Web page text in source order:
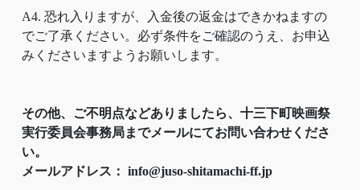
A4. 恐れ入りますが、入金後の返金はできかねますの
でご了承ください。必ず条件をご確認のうえ、お申込
みくださいますようお願いします。
その他、ご不明点などありましたら、十三下町映画祭
実行委員会事務局までメールにてお問い合わせくださ
い。
メールアドレス： info@juso-shitamachi-ff.jp